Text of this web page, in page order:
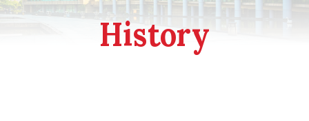
History